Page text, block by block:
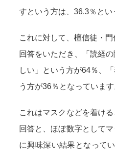
すという方は、36.3％とい
これに対して、檀信徒・
回答をいただき、「読経
しい」という方が64％、
う方が36％となっています
これはマスクなどを着け
回答と、ほぼ数字として
に興味深い結果となって